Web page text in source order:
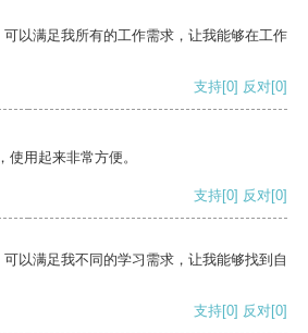
以满足我所有的工作需求，让我能够在工作
支持[0] 反对[0]
用起来非常方便。
支持[0] 反对[0]
以满足我不同的学习需求，让我能够找到自
支持[0] 反对[0]